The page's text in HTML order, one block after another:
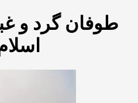
طوفان گرد و